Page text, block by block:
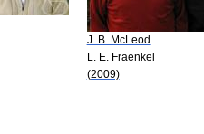
J. B. McLeod
L. E. Fraenkel
(2009)